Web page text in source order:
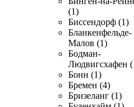
(1)
Биссендорф (1)
Бланкенфельде-
Малов (1)
Бодман-
Людвигсхафен
Бонн (1)
Бремен (4)
Бризеланг (1)